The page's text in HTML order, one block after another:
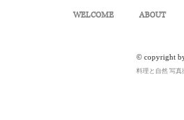
WELCOME ABOUT
© copyright
料理と自然 写真